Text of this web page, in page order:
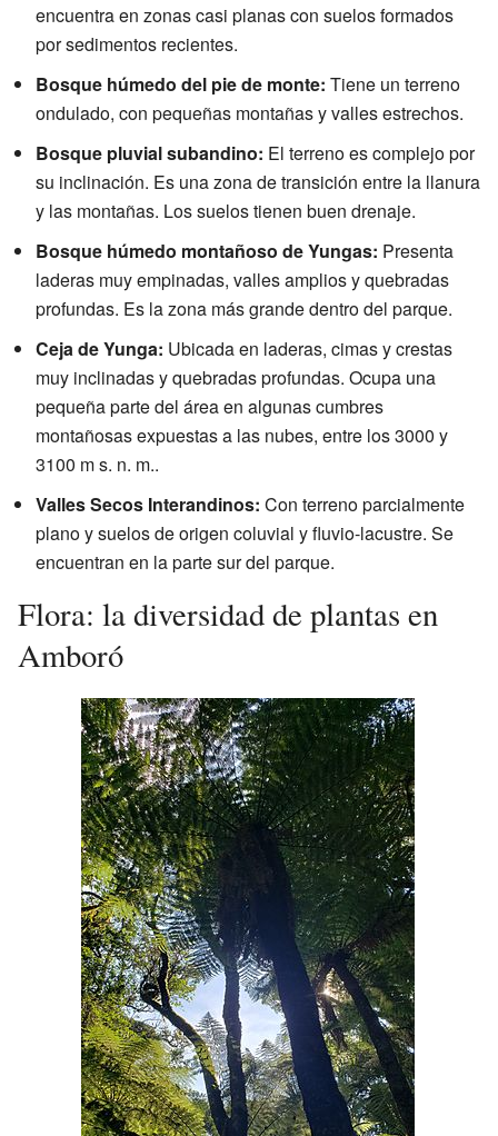
encuentra en zonas casi planas con suelos formados
por sedimentos recientes.
Bosque húmedo del pie de monte: Tiene un terreno
ondulado, con pequeñas montañas y valles estrechos.
Bosque pluvial subandino: El terreno es complejo por
su inclinación. Es una zona de transición entre la llanura
y las montañas. Los suelos tienen buen drenaje.
Bosque húmedo montañoso de Yungas: Presenta
laderas muy empinadas, valles amplios y quebradas
profundas. Es la zona más grande dentro del parque.
Ceja de Yunga: Ubicada en laderas, cimas y crestas
muy inclinadas y quebradas profundas. Ocupa una
pequeña parte del área en algunas cumbres
montañosas expuestas a las nubes, entre los 3000 y
3100 m s. n. m..
Valles Secos Interandinos: Con terreno parcialmente
plano y suelos de origen coluvial y fluvio-lacustre. Se
encuentran en la parte sur del parque.
Flora: la diversidad de plantas en
Amboró